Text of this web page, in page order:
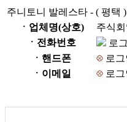
주니토니 발레스타 - ( 평택
ㆍ업체명(상호)
주식
ㆍ전화번호
로
ㆍ핸드폰
로
ㆍ이메일
로